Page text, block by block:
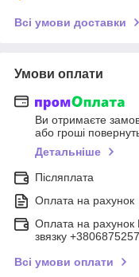
Всі умови доставки
Умови оплати
Ви отримаєте
або гроші
Детальніше
Післяплата
Оплата на рахунок
Оплата на рахунок
звязку
Всі умови оплати